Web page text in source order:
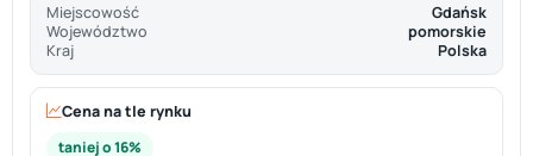
Miejscowość
Gdańsk
Województwo
pomorskie
Kraj
Polska
Cena na tle rynku
taniej o 16%